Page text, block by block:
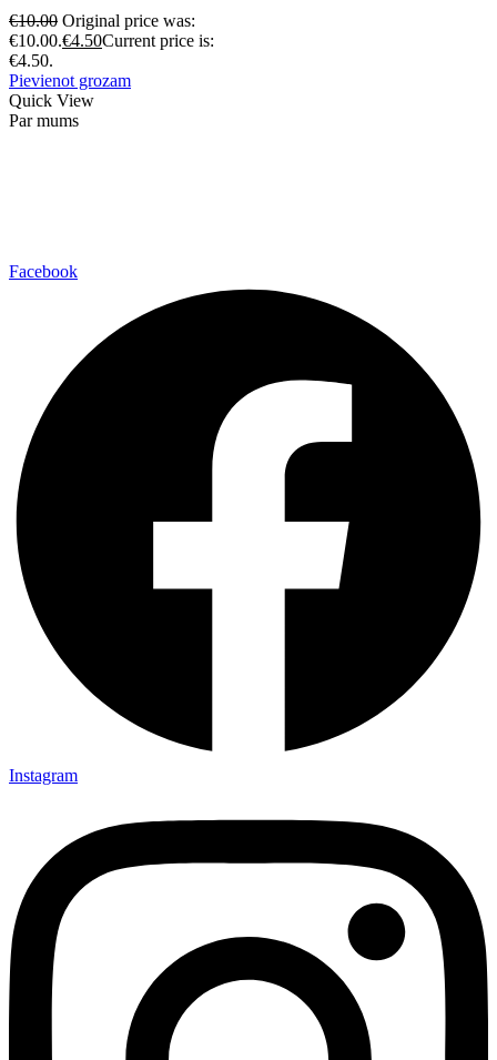
€10.00 Original price was:
€10.00.€4.50Current price is:
€4.50.
Pievienot grozam
Quick View
Par mums
Facebook
Instagram